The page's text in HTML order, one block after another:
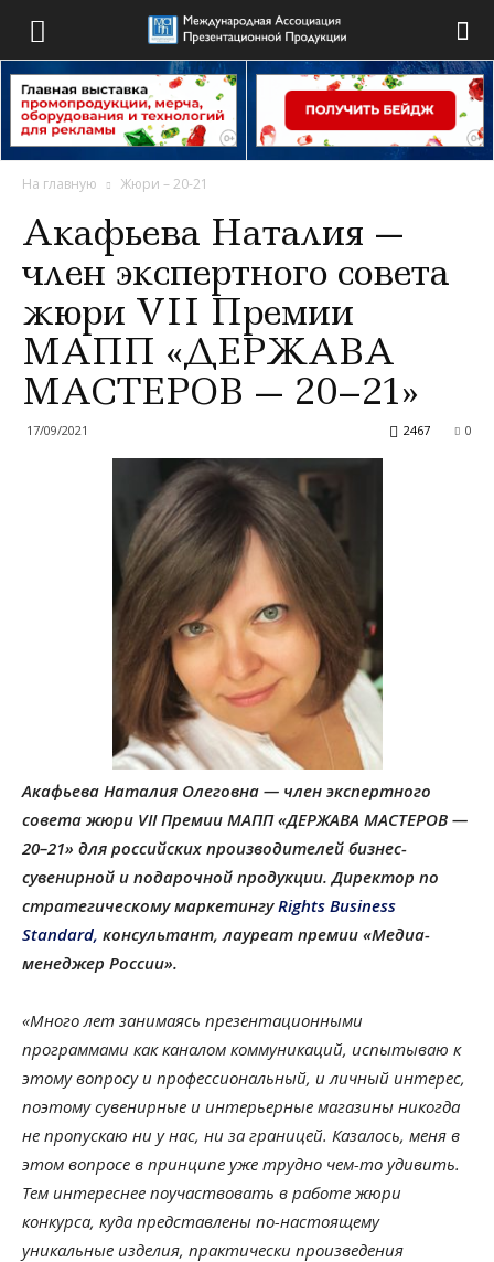
На главную Жюри – 20-21
Акафьева Наталия —
член экспертного совета
жюри VII Премии
МАПП «ДЕРЖАВА
МАСТЕРОВ — 20–21»
17/09/2021 0
2467
Акафьева Наталия Олеговна — член экспертного
совета жюри VII Премии МАПП «ДЕРЖАВА МАСТЕРОВ —
20–21» для российских производителей бизнес-
сувенирной и подарочной продукции. Директор по
стратегическому маркетингуRights Business
Standard, консультант, лауреат премии «Медиа-
менеджер России».
«Много лет занимаясь презентационными
программами как каналом коммуникаций, испытываю к
этому вопросу и профессиональный, и личный интерес,
поэтому сувенирные и интерьерные магазины никогда
не пропускаю ни у нас, ни за границей. Казалось, меня в
этом вопросе в принципе уже трудно чем-то удивить.
Тем интереснее поучаствовать в работе жюри
конкурса, куда представлены по-настоящему
уникальные изделия, практически произведения